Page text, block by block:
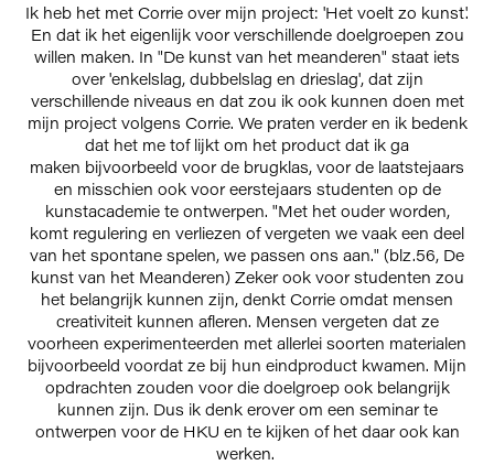
Ik heb het met Corrie over mijn project: 'Het voelt zo kunst'.
En dat ik het eigenlijk voor verschillende doelgroepen zou
willen maken. In "De kunst van het meanderen" staat iets
over 'enkelslag, dubbelslag en drieslag', dat zijn
verschillende niveaus en dat zou ik ook kunnen doen met
mijn project volgens Corrie. We praten verder en ik bedenk
dat het me tof lijkt om het product dat ik ga
maken bijvoorbeeld voor de brugklas, voor de laatstejaars
en misschien ook voor eerstejaars studenten op de
kunstacademie te ontwerpen. "Met het ouder worden,
komt regulering en verliezen of vergeten we vaak een deel
van het spontane spelen, we passen ons aan." (blz.56, De
kunst van het Meanderen) Zeker ook voor studenten zou
het belangrijk kunnen zijn, denkt Corrie omdat mensen
creativiteit kunnen afleren. Mensen vergeten dat ze
voorheen experimenteerden met allerlei soorten materialen
bijvoorbeeld voordat ze bij hun eindproduct kwamen. Mijn
opdrachten zouden voor die doelgroep ook belangrijk
kunnen zijn. Dus ik denk erover om een seminar te
ontwerpen voor de HKU en te kijken of het daar ook kan
werken.